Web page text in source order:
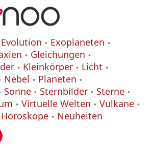
Evolution
Exoplaneten
Gleichungen
Kleinkörper
Licht
Nebel
Planeten
Sonne Sternbilder
Sterne
Virtuelle Welten
Vulkane
Horoskope Neuheiten